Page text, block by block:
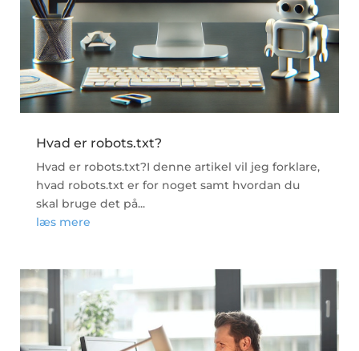
Hvad er robots.txt?
Hvad er robots.txt?I denne artikel vil jeg forklare,
hvad robots.txt er for noget samt hvordan du
skal bruge det på...
læs mere